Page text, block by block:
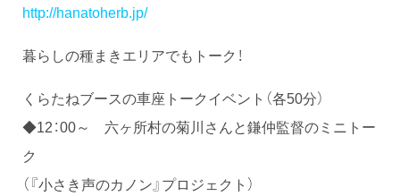
http://hanatoherb.jp/
暮らしの種まきエリアでもトーク！
くらたねブースの車座トークイベント（各50分）
◆12：00～ 六ヶ所村の菊川さんと鎌仲監督のミニトー
ク
（『小さき声のカノン』プロジェクト）